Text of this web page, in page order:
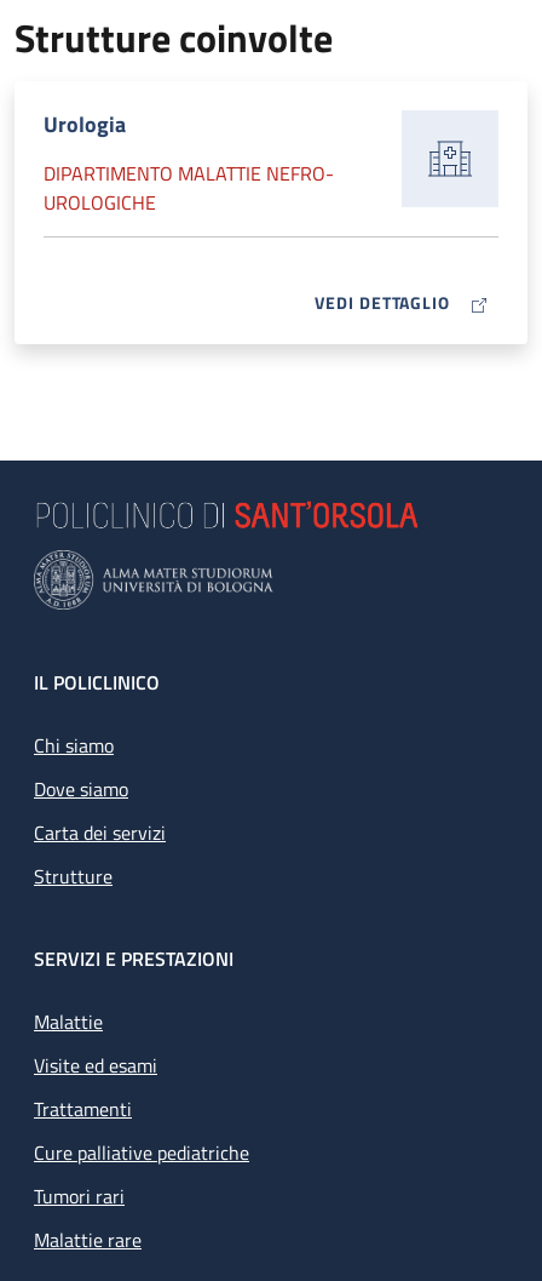
Strutture coinvolte
Urologia
DIPARTIMENTO MALATTIE NEFRO-
UROLOGICHE
VEDI DETTAGLIO MAP ICON
Footer
IL POLICLINICO
Chi siamo
Dove siamo
Carta dei servizi
Strutture
SERVIZI E PRESTAZIONI
Malattie
Visite ed esami
Trattamenti
Cure palliative pediatriche
Tumori rari
Malattie rare